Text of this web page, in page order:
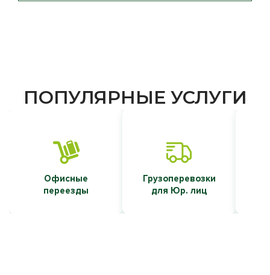
ПОПУЛЯРНЫЕ УСЛУГИ
Офисные
переезды
Грузоперевозки
для Юр. лиц